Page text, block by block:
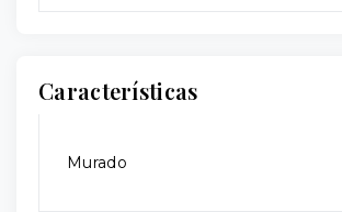
Características
Murado